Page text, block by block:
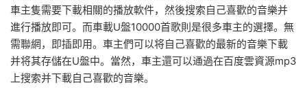
車主隻需要下載相關的播放軟件，然後搜索自己喜歡的音樂并
進行播放即可。而車載U盤10000首歌則是很多車主的選擇。無
需聯網，即插即用。車主們可以将自己喜歡的最新的音樂下載
并将其存儲在U盤中。當然，車主還可以通過在百度雲資源mp3
上搜索并下載自己喜歡的音樂。